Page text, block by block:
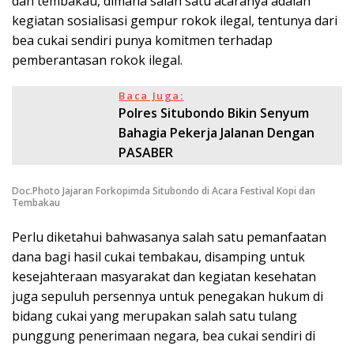
kegiatan sosialisasi gempur rokok ilegal, tentunya dari
bea cukai sendiri punya komitmen terhadap
pemberantasan rokok ilegal.
Baca Juga:
Polres Situbondo Bikin Senyum
Bahagia Pekerja Jalanan Dengan
PASABER
Doc.Photo Jajaran Forkopimda Situbondo di Acara Festival Kopi dan
Tembakau
Perlu diketahui bahwasanya salah satu pemanfaatan
dana bagi hasil cukai tembakau, disamping untuk
kesejahteraan masyarakat dan kegiatan kesehatan
juga sepuluh persennya untuk penegakan hukum di
bidang cukai yang merupakan salah satu tulang
punggung penerimaan negara, bea cukai sendiri di